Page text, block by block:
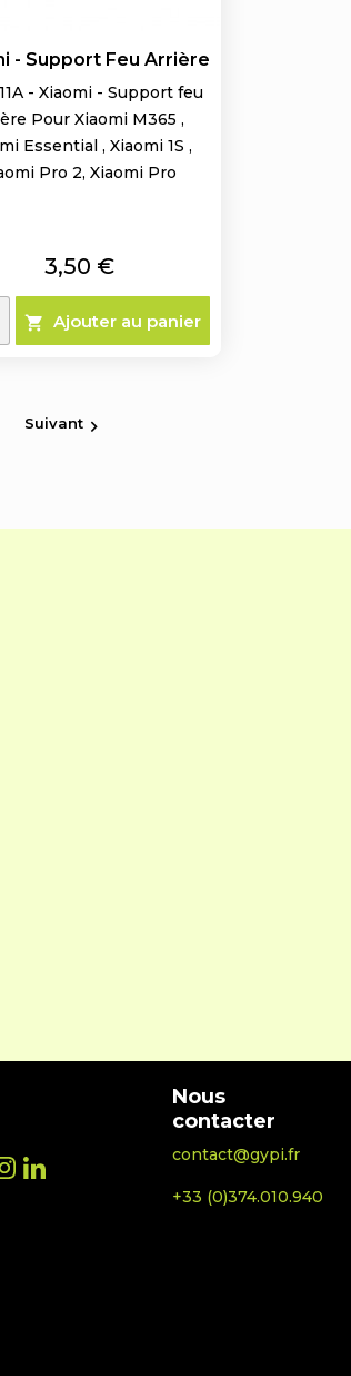
- Support Feu Arrière
- Xiaomi - Support feu
Pour Xiaomi M365 ,
Essential , Xiaomi 1S ,
Pro 2, Xiaomi Pro
Prix
3,50 €
 Ajouter au panier
Suivant
Nous
contacter
contact@gypi.fr
+33 (0)374.010.940